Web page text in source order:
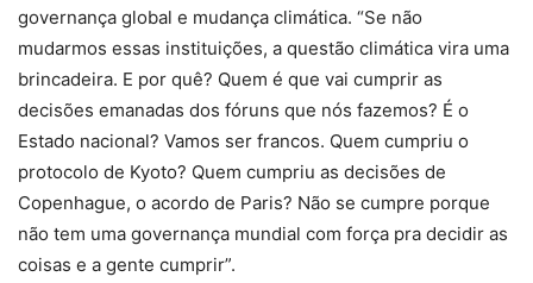
governança global e mudança climática. “Se não
mudarmos essas instituições, a questão climática vira uma
brincadeira. E por quê? Quem é que vai cumprir as
decisões emanadas dos fóruns que nós fazemos? É o
Estado nacional? Vamos ser francos. Quem cumpriu o
protocolo de Kyoto? Quem cumpriu as decisões de
Copenhague, o acordo de Paris? Não se cumpre porque
não tem uma governança mundial com força pra decidir as
coisas e a gente cumprir”.